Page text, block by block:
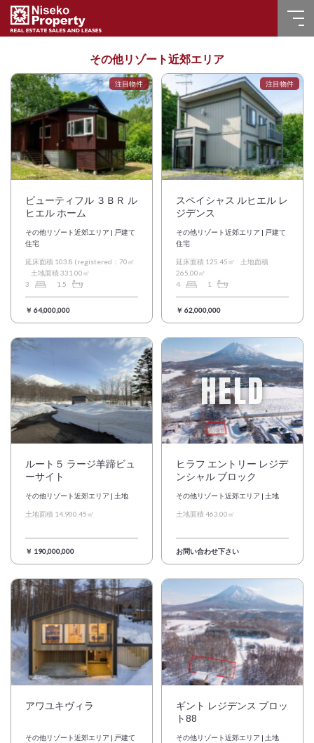
売買物件
販売実績
賃貸物件
よくある質問
お問い合わせ
言語選択
English
日本語
简体中文
その他リゾート近郊エリア
ビューティフル ３ＢＲ ル
ヒエル ホーム
その他リゾート近郊エリア | 戸建て
住宅
延床面積 103.8 (registered：70㎡
土地面積 331.00㎡
3
1.5
￥ 64,000,000
スペイシャス ルヒエル レ
ジデンス
その他リゾート近郊エリア | 戸建て
住宅
延床面積 125.45㎡
土地面積
265.00㎡
4
1
￥ 62,000,000
ルート５ ラージ羊蹄ビュ
ーサイト
その他リゾート近郊エリア | 土地
土地面積 14,900.45㎡
￥ 190,000,000
HELD
ヒラフ エントリー レジデ
ンシャル ブロック
その他リゾート近郊エリア | 土地
土地面積 463.00㎡
お問い合わせ下さい
アワユキヴィラ
その他リゾート近郊エリア | 戸建て
ギント レジデンス プロッ
ト88
その他リゾート近郊エリア | 土地